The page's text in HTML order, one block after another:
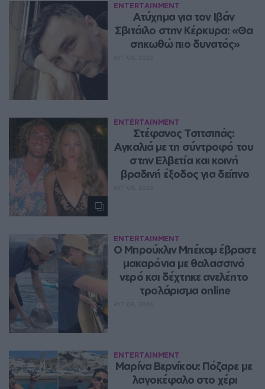
ENTERTAINMENT
Ατύχημα για τον Ιβάν
Σβιτάιλο στην Κέρκυρα: «Θα
σηκωθώ πιο δυνατός»
ENTERTAINMENT
Στέφανος Τσιτσιπάς:
Αγκαλιά με τη σύντροφό του
στην Ελβετία και κοινή
βραδινή έξοδος για δείπνο
ENTERTAINMENT
Ο Μπρούκλιν Μπέκαμ έβρασε
μακαρόνια με θαλασσινό
νερό και δέχτηκε ανελέητο
τρολάρισμα online
ENTERTAINMENT
Μαρίνα Βερνίκου: Πόζαρε με
λαγοκέφαλο στο χέρι